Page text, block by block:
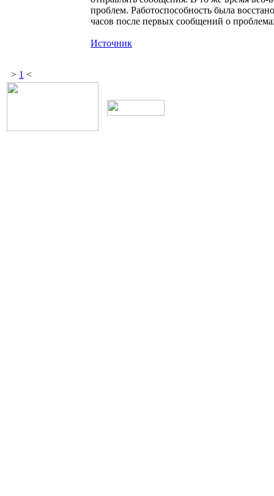
проблем. Работоспособность была
часов после первых сообщений о
Источник
> 1 <